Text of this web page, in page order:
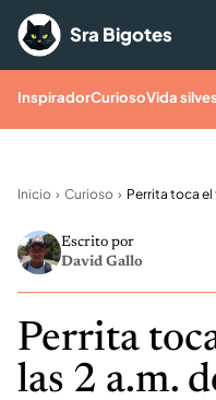
Saltar al contenido
Sra Bigotes
InspiradorCuriosoVida
Inicio Curioso
Escrito por
David Gallo
Perrita
las 2 a.m.